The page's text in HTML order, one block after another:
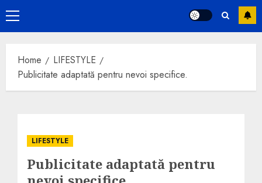
Primary
Menu
Home
LIFESTYLE
Publicitate adaptată pentru nevoi specifice.
LIFESTYLE
Publicitate adaptată pentru